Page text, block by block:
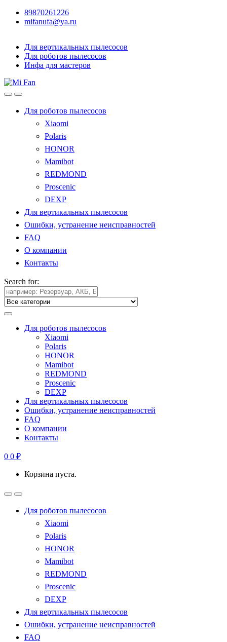
89870261226
mifanufa@ya.ru
Для вертикальных пылесосов
Для роботов пылесосов
Инфа для мастеров
Для роботов пылесосов
Xiaomi
Polaris
HONOR
Mamibot
REDMOND
Proscenic
DEXP
Для вертикальных пылесосов
Ошибки, устранение неисправностей
FAQ
О компании
Контакты
Search for:
Для роботов пылесосов
Xiaomi
Polaris
HONOR
Mamibot
REDMOND
Proscenic
DEXP
Для вертикальных пылесосов
Ошибки, устранение неисправностей
FAQ
О компании
Контакты
0 0 ₽
Корзина пуста.
Для роботов пылесосов
Xiaomi
Polaris
HONOR
Mamibot
REDMOND
Proscenic
DEXP
Для вертикальных пылесосов
Ошибки, устранение неисправностей
FAQ